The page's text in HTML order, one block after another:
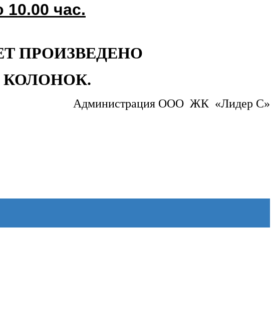
10.00 час.
ПРОИЗВЕДЕНО
КОЛОНОК.
Администрация ООО ЖК «Лидер С»